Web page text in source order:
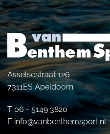
Asselsestraat 126
7311ES Apeldoorn
T 06 - 5149 3820
E info@vanbenthemsport.nl